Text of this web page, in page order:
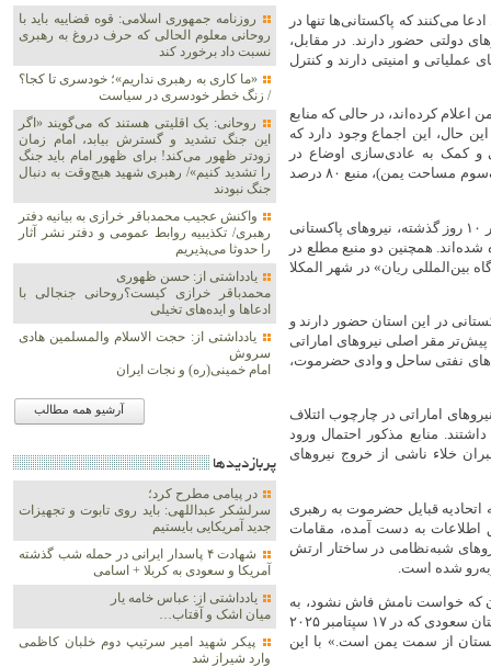
می‌کنند که پاکستانی‌ها تنها در
دولتی حضور دارند. در مقابل،
عملیاتی و امنیتی دارند و کنترل
کرده‌اند، در حالی که منابع
حال، این اجماع وجود دارد که
و کمک به عادی‌سازی اوضاع در
حضرموت است. این استان با مساحت ۱۹۳,۰۳۲ کیلومتر مربع (بیش از یک‌سوم مساحت یمن)، منبع ۸۰ درصد
شهروندان و شاهدان عینی در حضرموت به رسانه‌ها گزارش داده‌اند که در ۱۰ روز گذشته، نیروهای پاکستانی
همچنین دو منبع مطلع در
بین‌المللی ریان» در شهر المکلا
در این استان حضور دارند و
پیش‌تر مقر اصلی نیروهای اماراتی
نفتی ساحل و وادی حضرموت،
اماراتی در چارچوب ائتلاف
منابع مذکور احتمال ورود
خلاء ناشی از خروج نیروهای
قبایل حضرموت به رهبری
به دست آمده، مقامات
شبه‌نظامی در ساختار ارتش
شده است.
که خواست نامش فاش نشود، به
«العربی جدید» گفت که اسلام‌آباد طبق «توافق دفاعی مشترک» با عربستان سعودی که در ۱۷ سپتامبر ۲۰۲۵
از سمت یمن است.» با این
روزنامه جمهوری اسلامی: قوه قضاییه باید با
روحانی معلوم الحالی که حرف دروغ به رهبری
نسبت داد برخورد کند
«ما کاری به رهبری نداریم»؛ خودسری تا کجا؟
/ زنگ خطر خودسری در سیاست
روحانی: یک اقلیتی هستند که می‌گویند «اگر
این جنگ تشدید و گسترش بیابد، امام زمان
زودتر ظهور می‌کند! برای ظهور امام باید جنگ
را تشدید کنیم»/ رهبری شهید هیچ‌وقت به دنبال
جنگ نبودند
واکنش عجیب محمدباقر خرازی به بیانیه دفتر
رهبری/ تکذیبیه روابط عمومی و دفتر نشر آثار
را حدوثا می‌پذیریم
یادداشتی از: حسن ظهوری
محمدباقر خرازی کیست؟روحانی جنجالی با
ادعاها و ایده‌های تخیلی
یادداشتی از: حجت الاسلام والمسلمین هادی
سروش
امام خمینی(ره) و نجات ایران
آرشیو همه مطالب
پربازديدها
در پیامی مطرح کرد؛
سرلشکر عبداللهی: باید روی تابوت و تجهیزات
جدید آمریکایی بایستیم
شهادت ۴ پاسدار ایرانی در حمله شب گذشته
آمریکا و سعودی به کربلا + اسامی
یادداشتی از: عباس خامه یار
میان اشک و آفتاب…
پیکر شهید امیر سرتیپ دوم خلبان کاظمی
وارد شیراز شد